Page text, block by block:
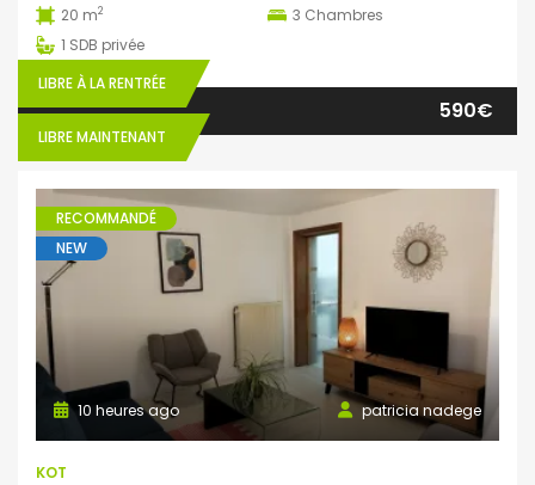
20 m2 3 Chambres
1 SDB privée
LIBRE À LA RENTRÉE
LIBRE MAINTENANT
590€
RECOMMANDÉ
NEW
patricia nadege
10 heures ago
KOT